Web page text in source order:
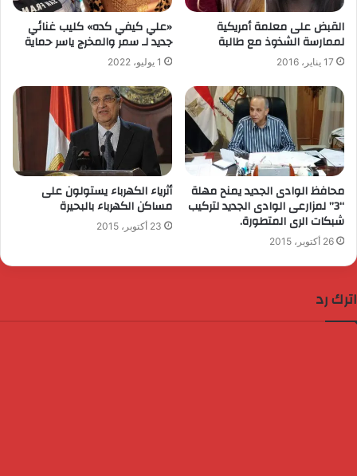
القبض على معلمة أمريكية
لممارسة الشذوذ مع طالبة
17 يناير، 2016
«علي كيفي كده» كليب غنائي
جديد لـ سمر والمخرج ياسر حماية
1 يوليو، 2022
محافظ الوادى الجديد يمنح مهلة
“3” لمزارعى الوادى الجديد لتركيب
شبكات الرى المتطورة.
26 أكتوبر، 2015
أثرياء الكهرباء يستولون على
مساكن الكهرباء بالبحيرة
23 أكتوبر، 2015
اترك رد